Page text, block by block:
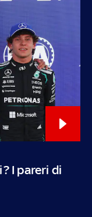
I pareri di